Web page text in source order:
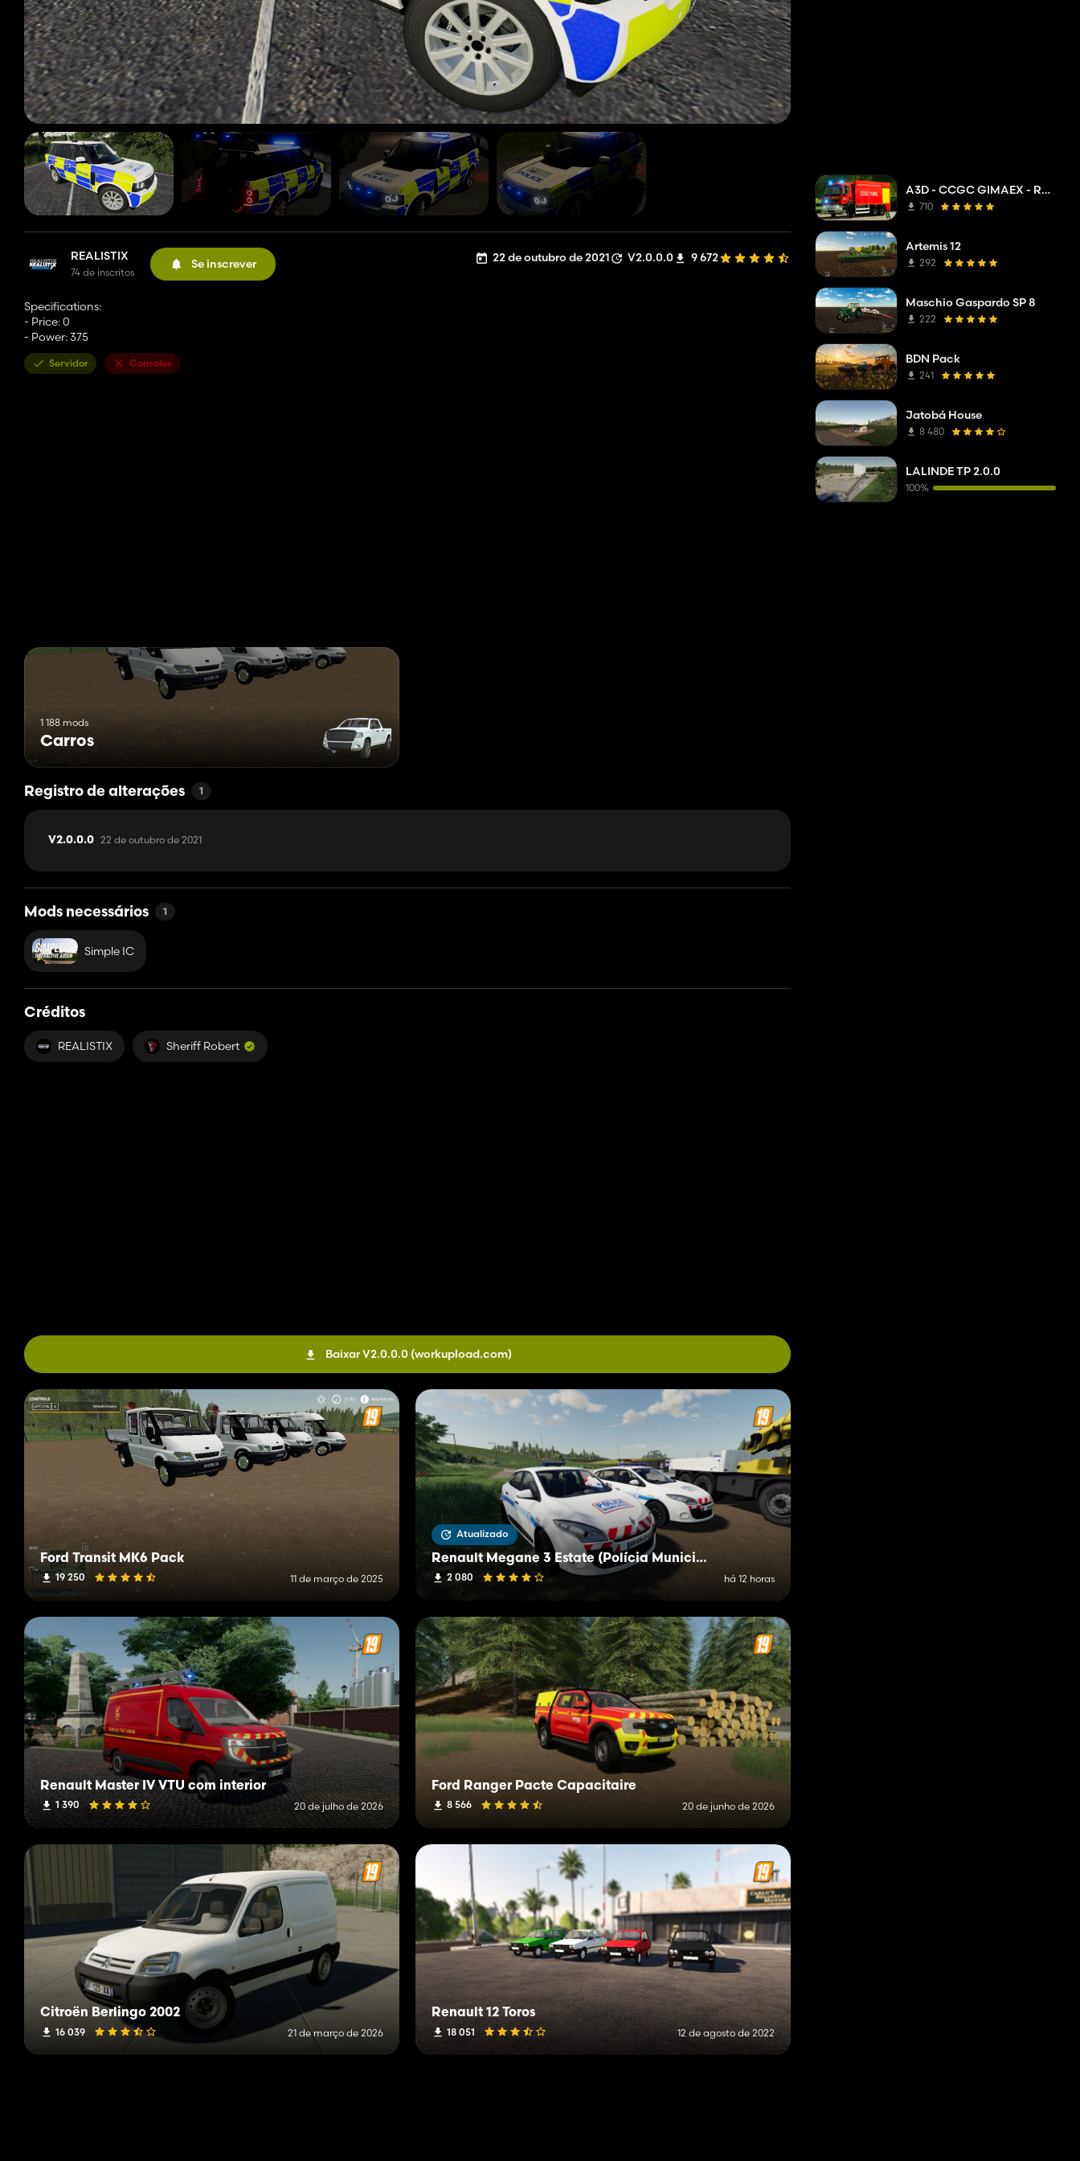
REALISTIX
74 de inscritos
Se inscrever 22 de outubro de 2021 V2.0.0.0 9 672
Specifications:
- Price: 0
- Power: 375
Servidor Consoles
1 188 mods
Carros
Registro de alterações 1
V2.0.0.0 22 de outubro de 2021
Mods necessários 1
Simple IC
Créditos
REALISTIX Sheriff Robert
Baixar V2.0.0.0 (workupload.com)
Ford Transit MK6 Pack
19 250 11 de março de 2025
Atualizado
Renault Megane 3 Estate (Polícia Municipal)
2 080 há 12 horas
Renault Master IV VTU com interior
1 390 20 de julho de 2026
Ford Ranger Pacte Capacitaire
8 566 20 de junho de 2026
Citroën Berlingo 2002
16 039 21 de março de 2026
Renault 12 Toros
18 051 12 de agosto de 2022
A3D - CCGC GIMAEX - Renault Kerax 2011
710
Artemis 12
292
Maschio Gaspardo SP 8
222
BDN Pack
241
Jatobá House
8 480
LALINDE TP 2.0.0
100%